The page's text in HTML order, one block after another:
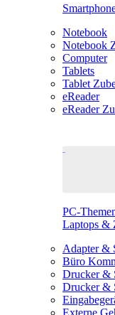
Notebook
Notebook
Computer
Tablets
Tablet
eReader
eReader
PC-
Laptops &
Adapter &
Büro
Drucker &
Drucker &
Externe